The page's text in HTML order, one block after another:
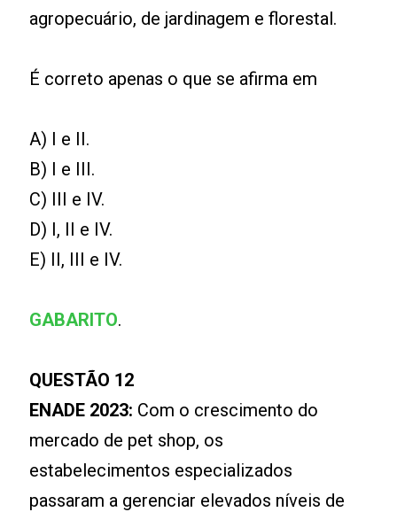
agropecuário, de jardinagem e florestal.
É correto apenas o que se afirma em
A) I e II.
B) I e III.
C) III e IV.
D) I, II e IV.
E) II, III e IV.
GABARITO.
QUESTÃO 12
ENADE 2023: Com o crescimento do
mercado de pet shop, os
estabelecimentos especializados
passaram a gerenciar elevados níveis de